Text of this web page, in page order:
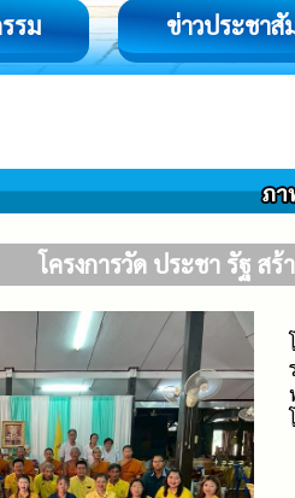
รม ข่าวประชา
โครงการวัด ประชา รัฐ ส